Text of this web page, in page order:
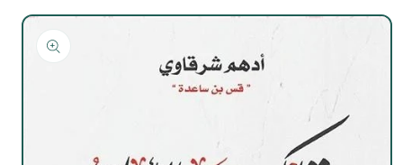
تخطي
المنتج